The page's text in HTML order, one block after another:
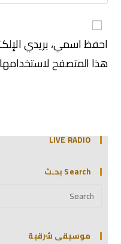
احفظ اسمي، بريدي
هذا المتصفح
LIVE RADIO
Search بحـث
موسيقى شرقية